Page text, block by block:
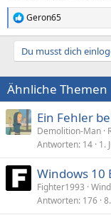
R
e
a
i
o
n
e
n
:
Geron65
Du musst dich
Ähnliche Themen
Ein Fehler
Demolition-Man
Antworten 14 1.
Windows 10
Fighter1993
Antworten 176